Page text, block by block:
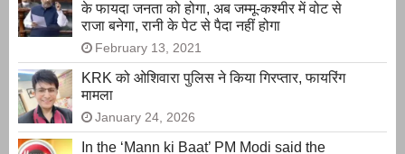
के फायदा जनता को होगा, अब जम्मू-कश्मीर में वोट से
राजा बनेगा, रानी के पेट से पैदा नहीं होगा
February 13, 2021
KRK को ओशिवारा पुलिस ने किया गिरप्तार, फायरिंग
मामला
January 24, 2026
In the ‘Mann ki Baat’ PM Modi said the